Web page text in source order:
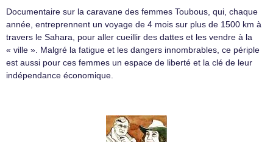
Documentaire sur la caravane des femmes Toubous, qui, chaque
année, entreprennent un voyage de 4 mois sur plus de 1500 km à
travers le Sahara, pour aller cueillir des dattes et les vendre à la
« ville ». Malgré la fatigue et les dangers innombrables, ce périple
est aussi pour ces femmes un espace de liberté et la clé de leur
indépendance économique.